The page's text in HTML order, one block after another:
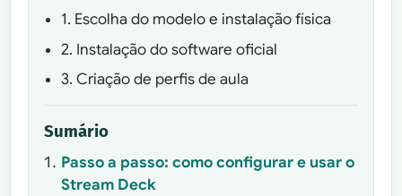
1. Escolha do modelo e instalação física
2. Instalação do software oficial
3. Criação de perfis de aula
Sumário
Passo a passo: como configurar e usar o
Stream Deck